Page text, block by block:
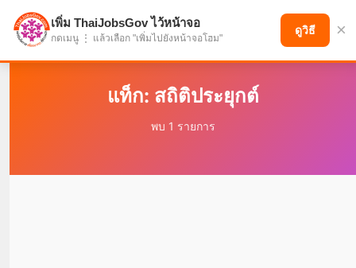
แบ่งปันโอกาส เพื่ออนาคตที่ก้าวหน้า
แท็ก: สถิติประยุกต์
พบ 1 รายการ
เพิ่ม ThaiJobsGov ไว้หน้าจอ
กดเมนู ⋮ แล้วเลือก "เพิ่มไปยังหน้าจอโฮม"
ดูวิธี ×